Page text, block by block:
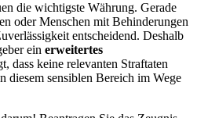
die wichtigste Währung. Gerade
oder Menschen mit Behinderungen
entscheidend. Deshalb
ein erweitertes
dass keine relevanten Straftaten
diesem sensiblen Bereich im Wege